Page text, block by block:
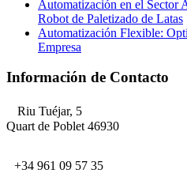
Automatización en el Sector
Robot de Paletizado de Latas
Automatización Flexible:
Empresa
Información de Contacto
Riu Tuéjar, 5
Quart de Poblet 46930
+34 961 09 57 35